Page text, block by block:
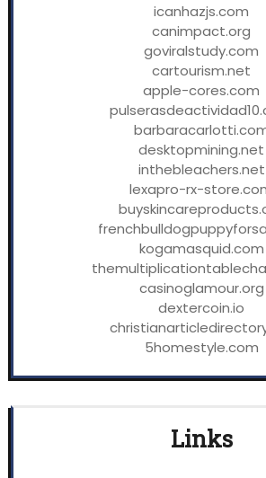
icanhazjs.com
canimpact.org
goviralstudy.com
cartourism.net
apple-cores.com
desktopmining.net
inthebleachers.net
lexapro-rx-
kogamasquid.com
casinoglamour.org
dextercoin.io
5homestyle.com
Links